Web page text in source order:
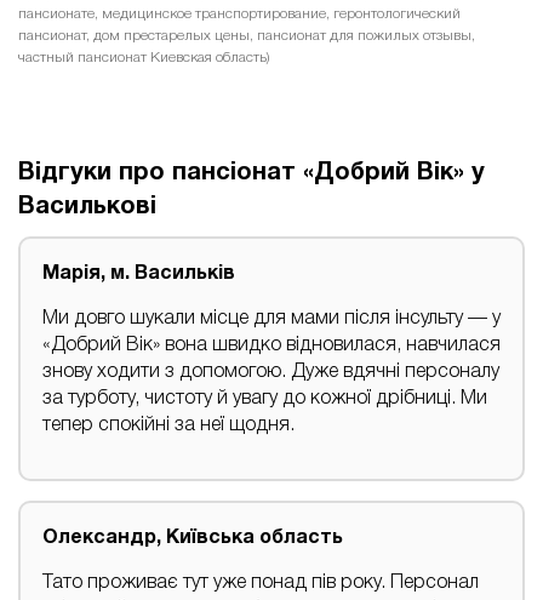
пансионате, медицинское транспортирование, геронтологический
пансионат, дом престарелых цены, пансионат для пожилых отзывы,
частный пансионат Киевская область)
Відгуки про пансіонат «Добрий Вік» у
Василькові
Марія, м. Васильків
Ми довго шукали місце для мами після інсульту — у
«Добрий Вік» вона швидко відновилася, навчилася
знову ходити з допомогою. Дуже вдячні персоналу
за турботу, чистоту й увагу до кожної дрібниці. Ми
тепер спокійні за неї щодня.
Олександр, Київська область
Тато проживає тут уже понад пів року. Персонал